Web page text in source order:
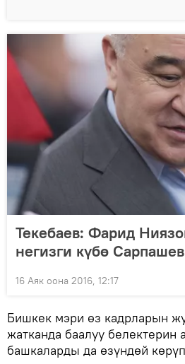
Текебаев: Фарид
негизги күбө
16 Аяк оона 2016, 12:17
Бишкек мэри өз кадрларын
жатканда баалуу белектерин
башкаларды да өзүндөй